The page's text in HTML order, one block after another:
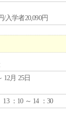
/入学者20,090円
12月 25日
13 ：10 ～ 14 ：30